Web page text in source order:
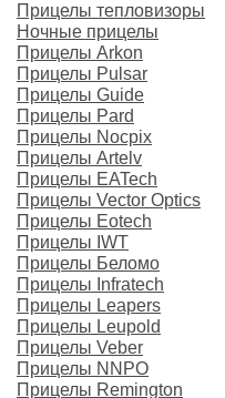
Прицелы тепловизоры
Ночные прицелы
Прицелы Arkon
Прицелы Pulsar
Прицелы Guide
Прицелы Pard
Прицелы Nocpix
Прицелы Artelv
Прицелы EATech
Прицелы Vector Optics
Прицелы Eotech
Прицелы IWT
Прицелы Беломо
Прицелы Infratech
Прицелы Leapers
Прицелы Leupold
Прицелы Veber
Прицелы NNPO
Прицелы Remington